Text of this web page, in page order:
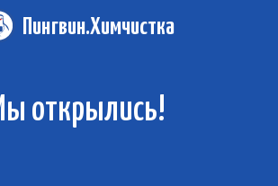
Пингвин.Химчистка
открылись!